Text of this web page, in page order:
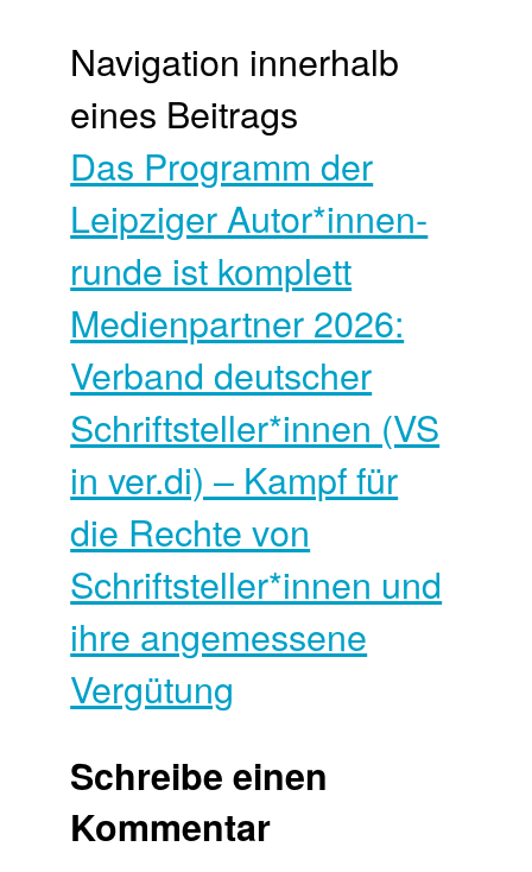
Navigation innerhalb
eines Beitrags
Das Programm der
Leipziger Autor*innen­
runde ist komplett
Medienpartner 2026:
Verband deutscher
Schrift­steller*innen (VS
in ver.di) – Kampf für
die Rechte von
Schriftsteller*innen und
ihre angemessene
Vergütung
Schreibe einen
Kommentar